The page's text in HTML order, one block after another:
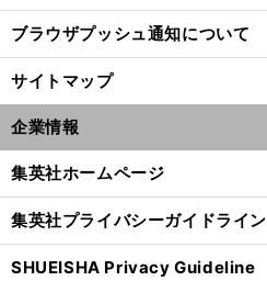
ブラウザプッシュ通知について
サイトマップ
企業情報
集英社ホームページ
集英社プライバシーガイドライン
SHUEISHA Privacy Guideline